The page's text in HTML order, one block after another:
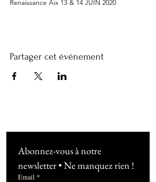
Renaissance Aix 13 & 14 JUIN 2020
Partager cet événement
Abonnez-vous à notre
newsletter • Ne manquez rien !
Email *